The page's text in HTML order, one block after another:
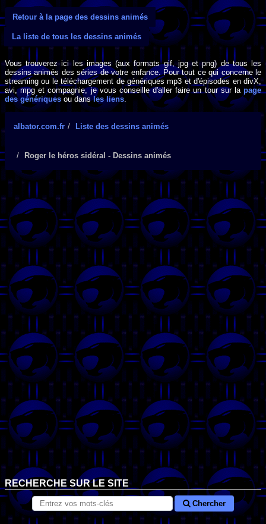
Retour à la page des dessins animés
La liste de tous les dessins animés
Vous trouverez ici les images (aux formats gif, jpg et png) de tous les
dessins animés des séries de votre enfance. Pour tout ce qui concerne le
streaming ou le téléchargement de génériques mp3 et d'épisodes en divX,
avi, mpg et compagnie, je vous conseille d'aller faire un tour sur la page
des génériques ou dansles liens.
albator.com.fr Liste des dessins animés
Roger le héros sidéral - Dessins animés
RECHERCHE SUR LE SITE
Chercher